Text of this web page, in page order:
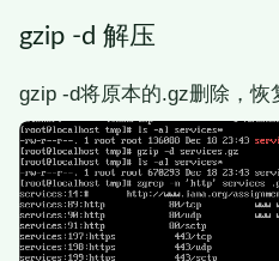
gzip -d 解压
gzip -d将原本的.gz删除，恢